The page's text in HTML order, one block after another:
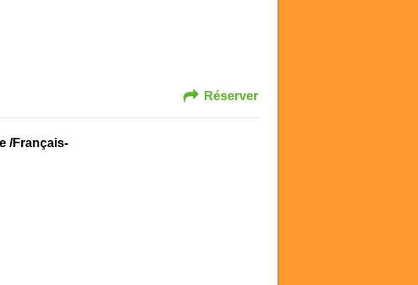
Réserver
/Français-